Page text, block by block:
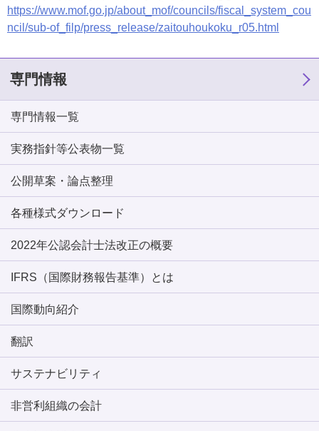
https://www.mof.go.jp/about_mof/councils/fiscal_system_cou
ncil/sub-of_filp/press_release/zaitouhoukoku_r05.html
専門情報
専門情報一覧
実務指針等公表物一覧
公開草案・論点整理
各種様式ダウンロード
2022年公認会計士法改正の概要
IFRS（国際財務報告基準）とは
国際動向紹介
翻訳
サステナビリティ
非営利組織の会計